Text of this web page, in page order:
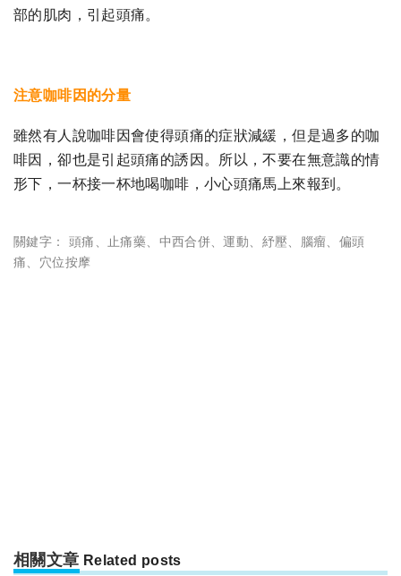
部的肌肉，引起頭痛。
注意咖啡因的分量
雖然有人說咖啡因會使得頭痛的症狀減緩，但是過多的咖
啡因，卻也是引起頭痛的誘因。所以，不要在無意識的情
形下，一杯接一杯地喝咖啡，小心頭痛馬上來報到。
關鍵字： 頭痛 止痛藥 中西合併 、運動 紓壓 腦瘤
偏頭
痛
穴位按摩
相關文章 Related posts